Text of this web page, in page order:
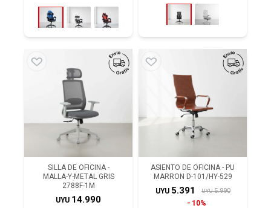
SILLA DE OFICINA -
MALLA-Y-METAL GRIS
2788F-1M
UYU 14.990
ASIENTO DE OFICINA - PU
MARRON D-101/HY-529
UYU 5.391 UYU 5.990
10%